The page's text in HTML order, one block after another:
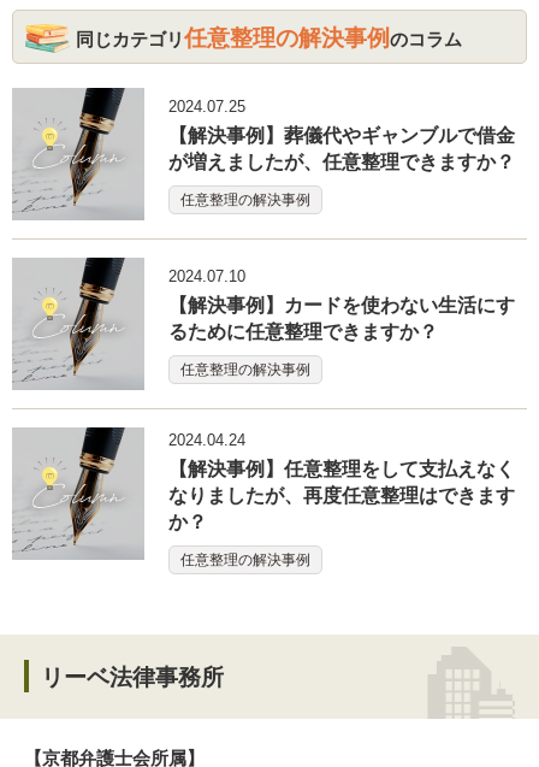
同じカテゴリ任意整理の解決事例のコラム
2024.07.25
【解決事例】葬儀代やギャンブルで借金
が増えましたが、任意整理できますか？
任意整理の解決事例
2024.07.10
【解決事例】カードを使わない生活にす
るために任意整理できますか？
任意整理の解決事例
2024.04.24
【解決事例】任意整理をして支払えなく
なりましたが、再度任意整理はできます
か？
任意整理の解決事例
リーベ法律事務所
【京都弁護士会所属】